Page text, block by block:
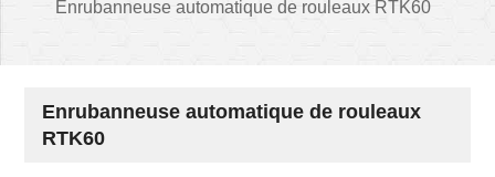
Enrubanneuse automatique de rouleaux RTK60
Enrubanneuse automatique de rouleaux
RTK60